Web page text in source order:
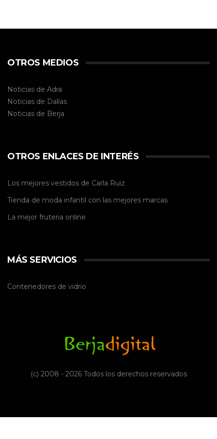
OTROS MEDIOS
Noticias de Adra
Noticias de Dalías
Noticias de Berja
OTROS ENLACES DE INTERÉS
Los mejores vestidos de Carla Ruiz
Tienda de moda infantil con las mejores marcas
La mejor fruteria online
MÁS SERVICIOS
Contenedores de vidrio
(c) 2008 - 2026 Todos los derechos reservados